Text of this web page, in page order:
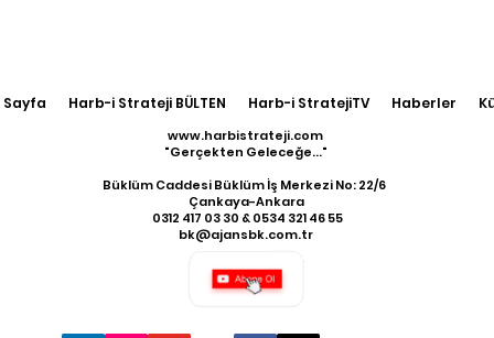
Sayfa Harb-i Strateji BÜLTEN Harb-i StratejiTV Haberler
www.harbistrateji.com
"Gerçekten Geleceğe..."
Büklüm Caddesi Büklüm İş Merkezi No: 22/6
Çankaya-Ankara
​ 0312 417 03 30 & 0534 321 46 55
bk@ajansbk.com.tr